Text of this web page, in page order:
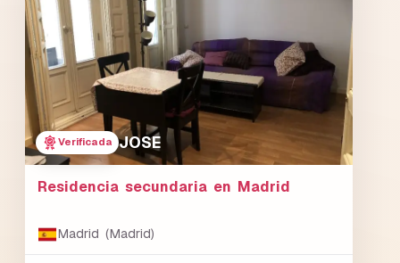
Verificada JOSE
Residencia secundaria en Madrid
Madrid (Madrid)